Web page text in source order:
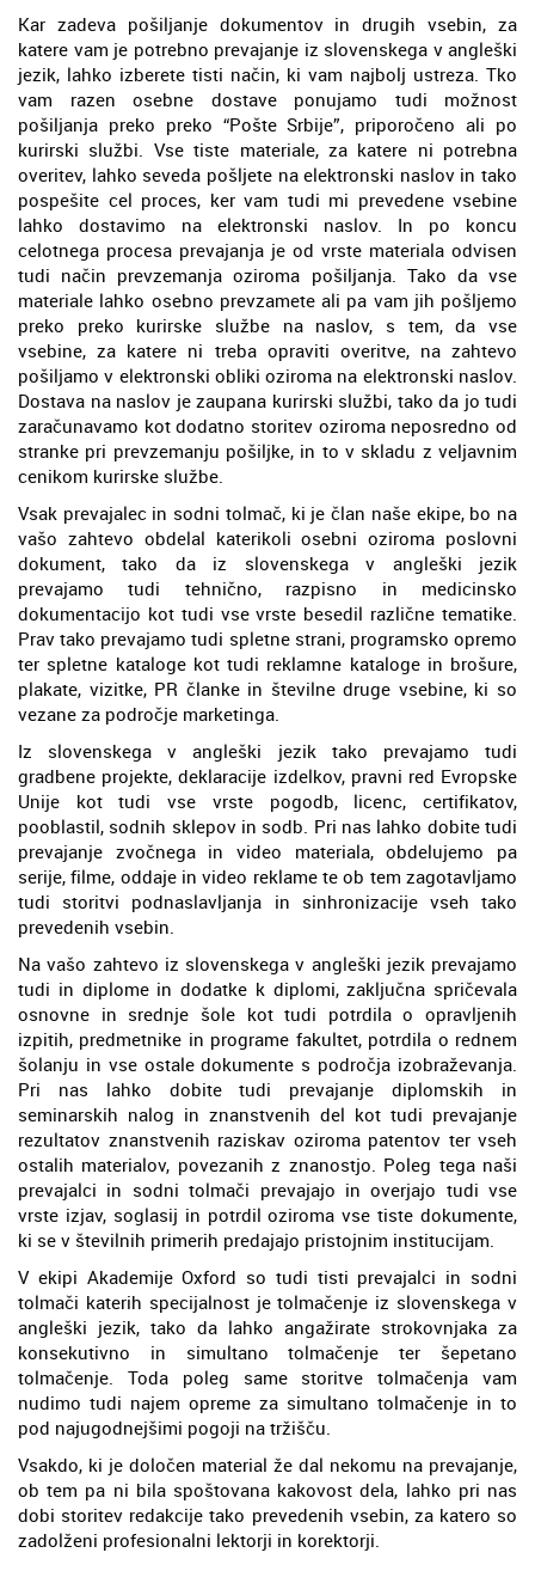
Kar zadeva pošiljanje dokumentov in drugih vsebin, za
katere vam je potrebno prevajanje iz slovenskega v angleški
jezik, lahko izberete tisti način, ki vam najbolj ustreza. Tko
vam razen osebne dostave ponujamo tudi možnost
pošiljanja preko preko “Pošte Srbije”, priporočeno ali po
kurirski službi. Vse tiste materiale, za katere ni potrebna
overitev, lahko seveda pošljete na elektronski naslov in tako
pospešite cel proces, ker vam tudi mi prevedene vsebine
lahko dostavimo na elektronski naslov. In po koncu
celotnega procesa prevajanja je od vrste materiala odvisen
tudi način prevzemanja oziroma pošiljanja. Tako da vse
materiale lahko osebno prevzamete ali pa vam jih pošljemo
preko preko kurirske službe na naslov, s tem, da vse
vsebine, za katere ni treba opraviti overitve, na zahtevo
pošiljamo v elektronski obliki oziroma na elektronski naslov.
Dostava na naslov je zaupana kurirski službi, tako da jo tudi
zaračunavamo kot dodatno storitev oziroma neposredno od
stranke pri prevzemanju pošiljke, in to v skladu z veljavnim
cenikom kurirske službe.
Vsak prevajalec in sodni tolmač, ki je član naše ekipe, bo na
vašo zahtevo obdelal katerikoli osebni oziroma poslovni
dokument, tako da iz slovenskega v angleški jezik
prevajamo tudi tehnično, razpisno in medicinsko
dokumentacijo kot tudi vse vrste besedil različne tematike.
Prav tako prevajamo tudi spletne strani, programsko opremo
ter spletne kataloge kot tudi reklamne kataloge in brošure,
plakate, vizitke, PR članke in številne druge vsebine, ki so
vezane za področje marketinga.
Iz slovenskega v angleški jezik tako prevajamo tudi
gradbene projekte, deklaracije izdelkov, pravni red Evropske
Unije kot tudi vse vrste pogodb, licenc, certifikatov,
pooblastil, sodnih sklepov in sodb. Pri nas lahko dobite tudi
prevajanje zvočnega in video materiala, obdelujemo pa
serije, filme, oddaje in video reklame te ob tem zagotavljamo
tudi storitvi podnaslavljanja in sinhronizacije vseh tako
prevedenih vsebin.
Na vašo zahtevo iz slovenskega v angleški jezik prevajamo
tudi in diplome in dodatke k diplomi, zaključna spričevala
osnovne in srednje šole kot tudi potrdila o opravljenih
izpitih, predmetnike in programe fakultet, potrdila o rednem
šolanju in vse ostale dokumente s področja izobraževanja.
Pri nas lahko dobite tudi prevajanje diplomskih in
seminarskih nalog in znanstvenih del kot tudi prevajanje
rezultatov znanstvenih raziskav oziroma patentov ter vseh
ostalih materialov, povezanih z znanostjo. Poleg tega naši
prevajalci in sodni tolmači prevajajo in overjajo tudi vse
vrste izjav, soglasij in potrdil oziroma vse tiste dokumente,
ki se v številnih primerih predajajo pristojnim institucijam.
V ekipi Akademije Oxford so tudi tisti prevajalci in sodni
tolmači katerih specijalnost je tolmačenje iz slovenskega v
angleški jezik, tako da lahko angažirate strokovnjaka za
konsekutivno in simultano tolmačenje ter šepetano
tolmačenje. Toda poleg same storitve tolmačenja vam
nudimo tudi najem opreme za simultano tolmačenje in to
pod najugodnejšimi pogoji na tržišču.
Vsakdo, ki je določen material že dal nekomu na prevajanje,
ob tem pa ni bila spoštovana kakovost dela, lahko pri nas
dobi storitev redakcije tako prevedenih vsebin, za katero so
zadolženi profesionalni lektorji in korektorji.